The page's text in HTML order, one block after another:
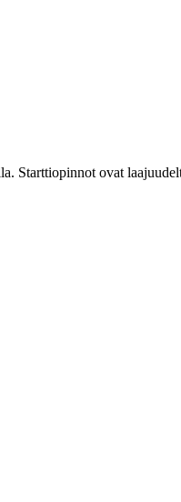
Starttiopinnot ovat